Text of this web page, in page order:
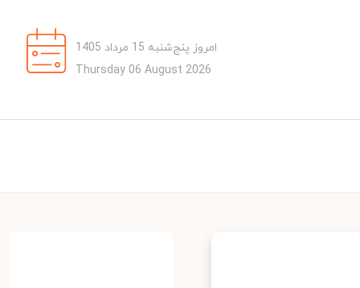
امروز پنج‌شنبه 15 مرداد 1405
Thursday 06 August 2026